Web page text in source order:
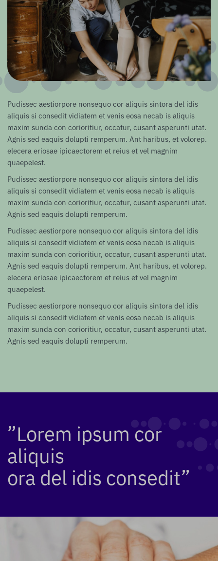
Pudissec aestiorpore nonsequo cor aliquis sintora del idis
aliquis si consedit vidiatem et venis eosa necab is aliquis
maxim sunda con corioritiur, occatur, cusant asperunti utat.
Agnis sed eaquis dolupti remperum. Ant haribus, et volorep.
elecera eriosae ipicaectorem et reius et vel magnim
quaepelest.
Pudissec aestiorpore nonsequo cor aliquis sintora del idis
aliquis si consedit vidiatem et venis eosa necab is aliquis
maxim sunda con corioritiur, occatur, cusant asperunti utat.
Agnis sed eaquis dolupti remperum.
Pudissec aestiorpore nonsequo cor aliquis sintora del idis
aliquis si consedit vidiatem et venis eosa necab is aliquis
maxim sunda con corioritiur, occatur, cusant asperunti utat.
Agnis sed eaquis dolupti remperum. Ant haribus, et volorep.
elecera eriosae ipicaectorem et reius et vel magnim
quaepelest.
Pudissec aestiorpore nonsequo cor aliquis sintora del idis
aliquis si consedit vidiatem et venis eosa necab is aliquis
maxim sunda con corioritiur, occatur, cusant asperunti utat.
Agnis sed eaquis dolupti remperum.
”Lorem ipsum cor
aliquis
ora del idis consedit”